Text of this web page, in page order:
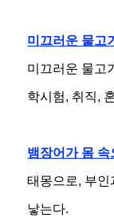
미끄러운 물고
미끄러운 물고
학시험, 취직,
뱀장어가 몸
태몽으로, 부
낳는다.